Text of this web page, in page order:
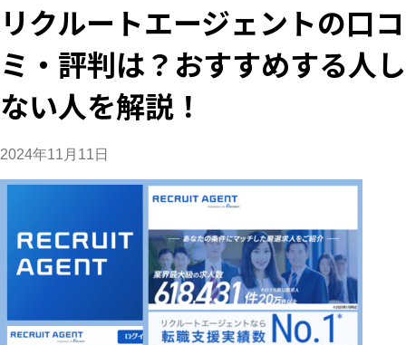
リクルートエージェントの口コ
ミ・評判は？おすすめする人し
ない人を解説！
2024年11月11日